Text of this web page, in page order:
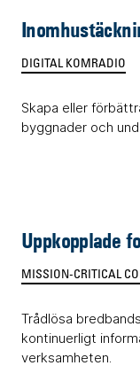
DIGITAL KOMRADIO
Skapa eller
byggnader och
Uppkopplade
MISSION-CRITICAL
Trådlösa
kontinuerligt
verksamheten.